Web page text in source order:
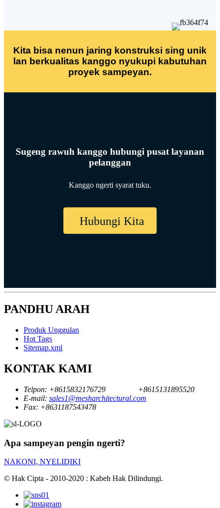
Kita bisa nenun jaring konstruksi sing unik
lan berkualitas kanggo nyukupi kabutuhan
proyek sampeyan.
Sugeng rawuh kanggo hubungi pusat layanan
pelanggan
Kanggo ngerti syarat tuku.
Hubungi Kita
PANDHU ARAH
Produk Unggulan
Hot Tags
Sitemap.xml
KONTAK KAMI
Telpon: +8615832176729
+8615131895520
E-mail: sales1@mesharchitectural.com
Fax: +8631187543478
Apa sampeyan pengin ngerti?
NAKONI, NYELIDIKI
© Hak Cipta - 2010-2020 : Kabeh Hak Dilindungi.